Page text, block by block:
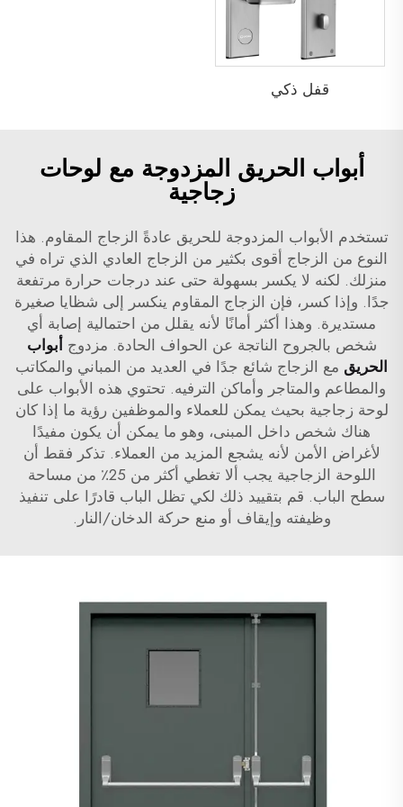
قفل ذكي
أبواب الحريق المزدوجة مع لوحات
زجاجية
تستخدم الأبواب المزدوجة للحريق عادةً الزجاج المقاوم. هذا
النوع من الزجاج أقوى بكثير من الزجاج العادي الذي تراه في
منزلك. لكنه لا يكسر بسهولة حتى عند درجات حرارة مرتفعة
جدًا. وإذا كسر، فإن الزجاج المقاوم ينكسر إلى شظايا صغيرة
مستديرة. وهذا أكثر أمانًا لأنه يقلل من احتمالية إصابة أي
شخص بالجروح الناتجة عن الحواف الحادة. مزدوجأبواب
الحريق مع الزجاج شائع جدًا في العديد من المباني والمكاتب
والمطاعم والمتاجر وأماكن الترفيه. تحتوي هذه الأبواب على
لوحة زجاجية بحيث يمكن للعملاء والموظفين رؤية ما إذا كان
هناك شخص داخل المبنى، وهو ما يمكن أن يكون مفيدًا
لأغراض الأمن لأنه يشجع المزيد من العملاء. تذكر فقط أن
اللوحة الزجاجية يجب ألا تغطي أكثر من 25٪ من مساحة
سطح الباب. قم بتقييد ذلك لكي تظل الباب قادرًا على تنفيذ
وظيفته وإيقاف أو منع حركة الدخان/النار.